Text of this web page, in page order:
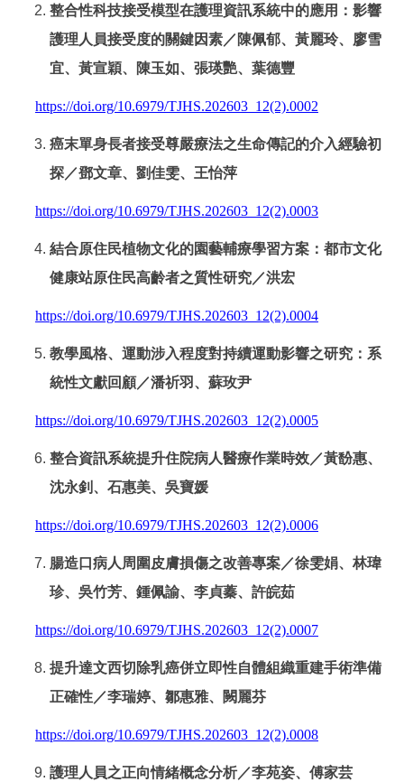
整合性科技接受模型在護理資訊系統中的應用：影響
護理人員接受度的關鍵因素／陳佩郁、黃麗玲、廖雪
宜、黃宣穎、陳玉如、張瑛艷、葉德豐
https://doi.org/10.6979/TJHS.202603_12(2).0002
癌末單身長者接受尊嚴療法之生命傳記的介入經驗初
探／鄧文章、劉佳雯、王怡萍
https://doi.org/10.6979/TJHS.202603_12(2).0003
結合原住民植物文化的園藝輔療學習方案：都市文化
健康站原住民高齡者之質性研究／洪宏
https://doi.org/10.6979/TJHS.202603_12(2).0004
教學風格、運動涉入程度對持續運動影響之研究：系
統性文獻回顧／潘祈羽、蘇玫尹
https://doi.org/10.6979/TJHS.202603_12(2).0005
整合資訊系統提升住院病人醫療作業時效／黃馚惠、
沈永釗、石惠美、吳寶媛
https://doi.org/10.6979/TJHS.202603_12(2).0006
腸造口病人周圍皮膚損傷之改善專案／徐雯娟、林瑋
珍、吳竹芳、鍾佩諭、李貞蓁、許皖茹
https://doi.org/10.6979/TJHS.202603_12(2).0007
提升達文西切除乳癌併立即性自體組織重建手術準備
正確性／李瑞婷、鄒惠雅、闕麗芬
https://doi.org/10.6979/TJHS.202603_12(2).0008
護理人員之正向情緒概念分析／李苑姿、傅家芸